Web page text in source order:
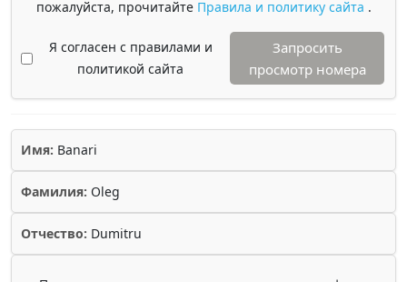
пожалуйста, прочитайте Правила и политику сайта .
Я согласен с правилами и
политикой сайта
Запросить
просмотр номера
Имя: Banari
Фамилия: Oleg
Отчество: Dumitru